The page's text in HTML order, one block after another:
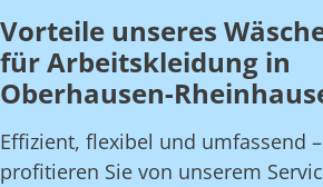
Vorteile unseres
für Arbeitskleidung in
Oberhausen-
Effizient, flexibel und umfassend
profitieren Sie von unserem